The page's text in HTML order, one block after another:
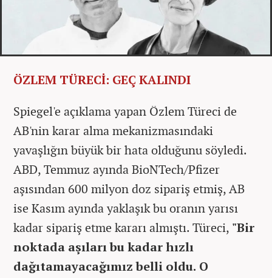
ÖZLEM TÜRECİ: GEÇ KALINDI
Spiegel'e açıklama yapan Özlem Türeci de
AB'nin karar alma mekanizmasındaki
yavaşlığın büyük bir hata olduğunu söyledi.
ABD, Temmuz ayında BioNTech/Pfizer
aşısından 600 milyon doz sipariş etmiş, AB
ise Kasım ayında yaklaşık bu oranın yarısı
kadar sipariş etme kararı almıştı. Türeci, "Bir
noktada aşıları bu kadar hızlı
dağıtamayacağımız belli oldu. O